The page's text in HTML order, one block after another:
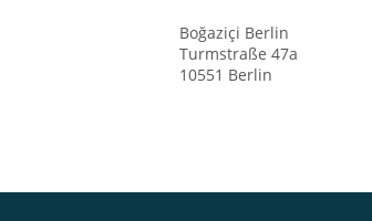
Boğaziçi Berlin
Turmstraße 47a
10551 Berlin